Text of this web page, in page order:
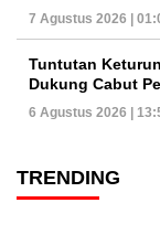
7 Agustus 2026 |
Tuntutan
Dukung Cabut
6 Agustus 2026 |
TRENDING